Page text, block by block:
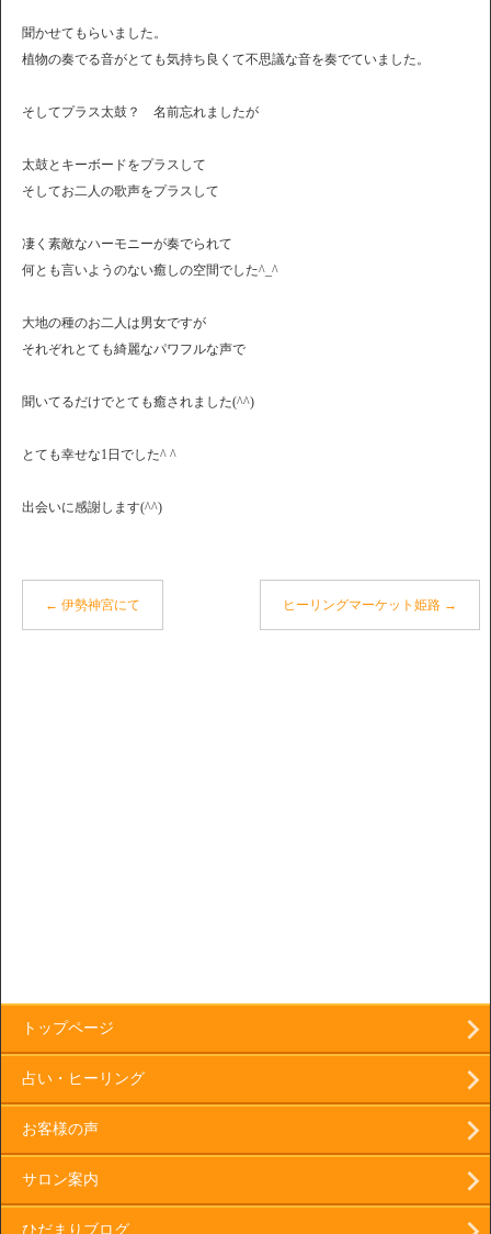
聞かせてもらいました。
植物の奏でる音がとても気持ち良くて不思議な音を奏でていました。
そしてプラス太鼓？ 名前忘れましたが
太鼓とキーボードをプラスして
そしてお二人の歌声をプラスして
凄く素敵なハーモニーが奏でられて
何とも言いようのない癒しの空間でした^_^
大地の種のお二人は男女ですが
それぞれとても綺麗なパワフルな声で
聞いてるだけでとても癒されました(^^)
とても幸せな1日でした^ ^
出会いに感謝します(^^)
← 伊勢神宮にて ヒーリングマーケット姫路 →
トップページ
占い・ヒーリング
お客様の声
サロン案内
ひだまりブログ